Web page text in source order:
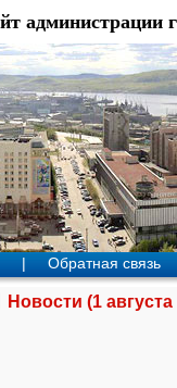
администрации
| Обратная связь
Новости (1 августа